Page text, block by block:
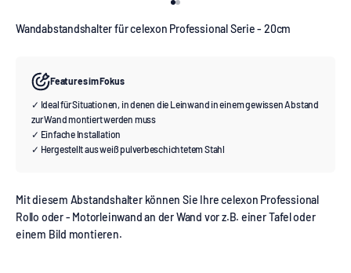
Wandabstandshalter für celexon Professional Serie - 20cm
Features im Fokus
✓ Ideal für Situationen, in denen die Leinwand in einem gewissen Abstand
zur Wand montiert werden muss
✓ Einfache Installation
✓ Hergestellt aus weiß pulverbeschichtetem Stahl
Mit diesem Abstandshalter können Sie Ihre celexon Professional
Rollo oder - Motorleinwand an der Wand vor z.B. einer Tafel oder
einem Bild montieren.